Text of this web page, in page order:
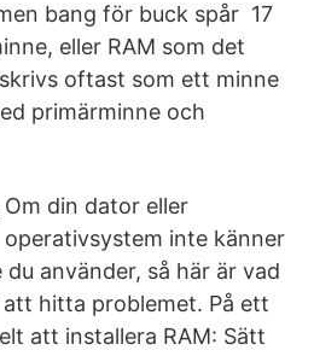
bang för buck spår 17
eller RAM som det
oftast som ett minne
primärminne och
Om din dator eller
operativsystem inte känner
använder, så här är vad
hitta problemet. På ett
att installera RAM: Sätt